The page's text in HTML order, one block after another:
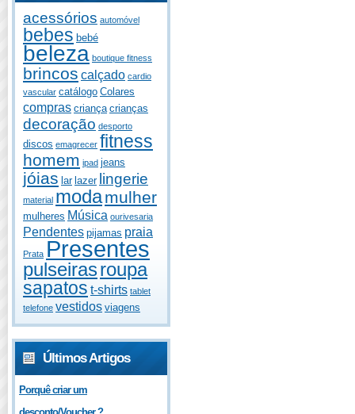
acessórios automóvel
bebes bebé
beleza boutique fitness
brincos calçado cardio
vascular catálogo Colares
compras criança crianças
decoração desporto
discos emagrecer fitness
homem ipad jeans
jóias lar lazer lingerie
material modamulher
mulheres Música ourivesaria
Pendentes pijamas praia
Prata Presentes
pulseirasroupa
sapatos t-shirts tablet
telefone vestidos viagens
Últimos Artigos
Porquê criar um